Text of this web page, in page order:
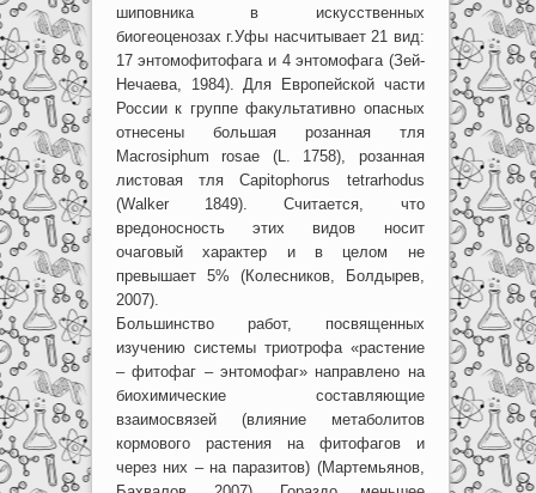
шиповника в искусственных
биогеоценозах г.Уфы насчитывает 21 вид:
17 энтомофитофага и 4 энтомофага (Зей-
Нечаева, 1984). Для Европейской части
России к группе факультативно опасных
отнесены большая розанная тля
Macrosiphum rosae (L. 1758), розанная
листовая тля Capitophorus tetrarhodus
(Walker 1849). Считается, что
вредоносность этих видов носит
очаговый характер и в целом не
превышает 5% (Колесников, Болдырев,
2007).
Большинство работ, посвященных
изучению системы триотрофа «растение
– фитофаг – энтомофаг» направлено на
биохимические составляющие
взаимосвязей (влияние метаболитов
кормового растения на фитофагов и
через них – на паразитов) (Мартемьянов,